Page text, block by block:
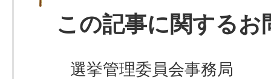
この記事に関するお
選挙管理委員会事務局